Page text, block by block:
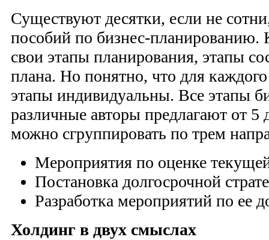
Существуют десятки, если не
пособий по бизнес-планированию.
свои этапы планирования, этапы
плана. Но понятно, что для
этапы индивидуальны. Все этапы
различные авторы предлагают от 5
можно сгруппировать по трем
Мероприятия по оценке
Постановка долгосрочной
Разработка мероприятий по ее
Холдинг в двух смыслах